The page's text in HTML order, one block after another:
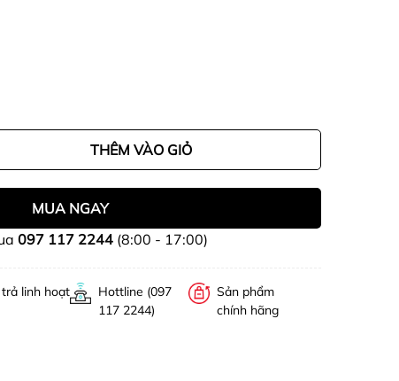
THÊM VÀO GIỎ
MUA NGAY
097 117 2244 (8:00 - 17:00)
linh hoạt
Hottline (097
117 2244)
Sản phẩm
chính hãng